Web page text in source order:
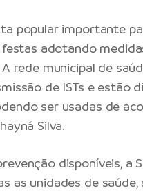
popular importante
adotando
A rede municipal de
de ISTs e estão
ser usadas de
Silva.
disponíveis, a
as unidades de